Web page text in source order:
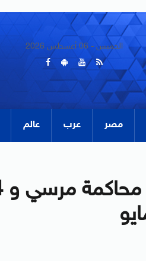
الخميس - 06 أغسطس 2026
مصر عرب عالم